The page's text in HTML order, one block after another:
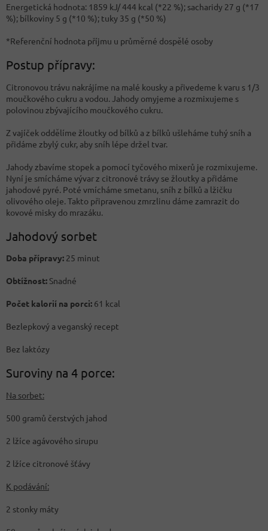
Energetická hodnota: 1859 kJ/ 444 kcal (*22 %); sacharidy 27 g (*17
%); bílkoviny 5 g (*10 %); tuky 35 g (*50 %)
*Referenční hodnota příjmu u průměrné dospělé osoby
Postup přípravy:
Citronovou trávu nakrájíme na malé kousky a přivedeme k varu s 1/3
moučkového cukru a vodou. Jahody omyjeme a rozmixujeme s
polovinou zbývajícího moučkového cukru.
Z vajíček oddělíme žloutky od bílků a z bílků ušleháme tuhý sníh a
přidáme zbylý cukr, aby sníh lépe držel tvar.
Jahody zbavíme stopek a pomocí tyčového mixerů je rozmixujeme.
Nyní je smícháme vývar z citronové trávy se žloutky a přidáme
jahodové pyré. Poté vmícháme smetanu, sníh z bílků a lžičku
olivového oleje. Takto připravenou zmrzlinu dáme zamrazit do
kovové misky do mrazáku.
Jahodový sorbet
Doba přípravy: 25 minut
Obtížnost: Snadné
Počet kalorií na porci: 61 kcal
Bezlepkový a veganský recept
Bez laktózy
Suroviny na 4 porce:
Na sorbet:
500 gramů čerstvých jahod
2 lžíce agávového sirupu
2 lžíce citronové šťávy
K podávání:
2 stonky máty